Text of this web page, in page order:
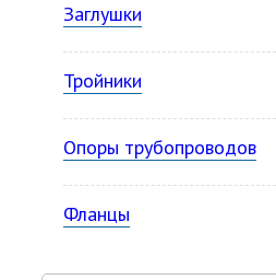
Заглушки
Тройники
Опоры трубопроводов
Фланцы